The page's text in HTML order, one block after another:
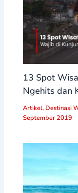
13 Spot
Ngehits dan
Artikel, Destinasi
September 2019